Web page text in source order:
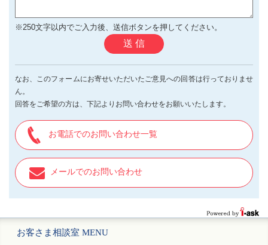
※250文字以内でご入力後、送信ボタンを押してください。
送 信
なお、このフォームにお寄せいただいたご意見への回答は行っておりませ
ん。
回答をご希望の方は、下記よりお問い合わせをお願いいたします。
お電話でのお問い合わせ一覧
メールでのお問い合わせ
お客さま相談室 MENU